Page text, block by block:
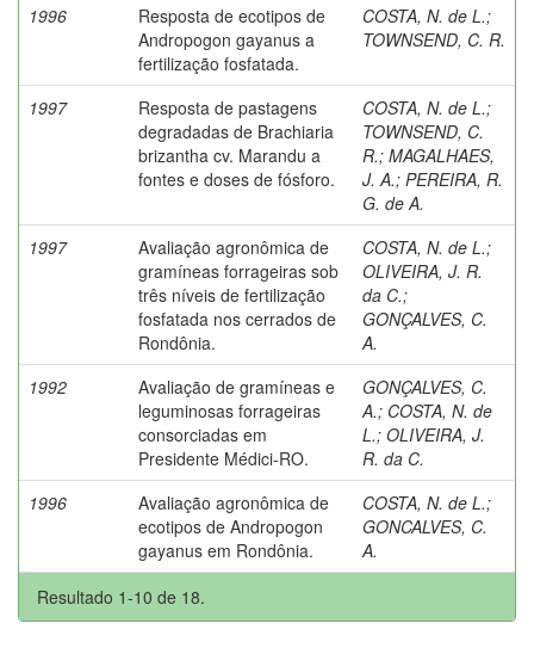
1996
Resposta de ecotipos de
Andropogon gayanus a
fertilização fosfatada.
COSTA, N. de L.;
TOWNSEND, C. R.
1997
Resposta de pastagens
degradadas de Brachiaria
brizantha cv. Marandu a
fontes e doses de fósforo.
COSTA, N. de L.;
TOWNSEND, C.
R.; MAGALHAES,
J. A.; PEREIRA, R.
G. de A.
1997
Avaliação agronômica de
gramíneas forrageiras sob
três níveis de fertilização
fosfatada nos cerrados de
Rondônia.
COSTA, N. de L.;
OLIVEIRA, J. R.
da C.;
GONÇALVES, C.
A.
1992
Avaliação de gramíneas e
leguminosas forrageiras
consorciadas em
Presidente Médici-RO.
GONÇALVES, C.
A.; COSTA, N. de
L.; OLIVEIRA, J.
R. da C.
1996
Avaliação agronômica de
ecotipos de Andropogon
gayanus em Rondônia.
COSTA, N. de L.;
GONCALVES, C.
A.
Resultado 1-10 de 18.